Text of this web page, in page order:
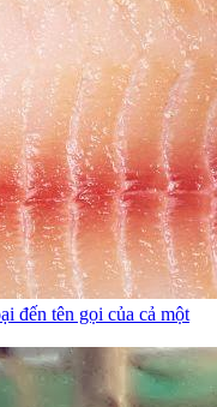
đến tên gọi của cả một